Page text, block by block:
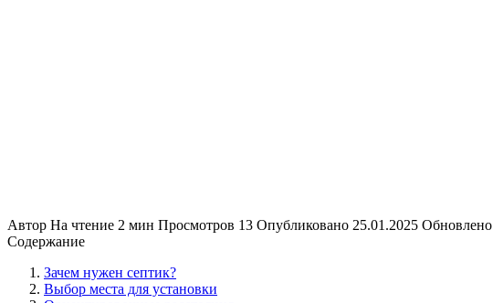
Автор На чтение 2 мин Просмотров 13 Опубликовано 25.01.2025 Обновлено
Содержание
Зачем нужен септик?
Выбор места для установки